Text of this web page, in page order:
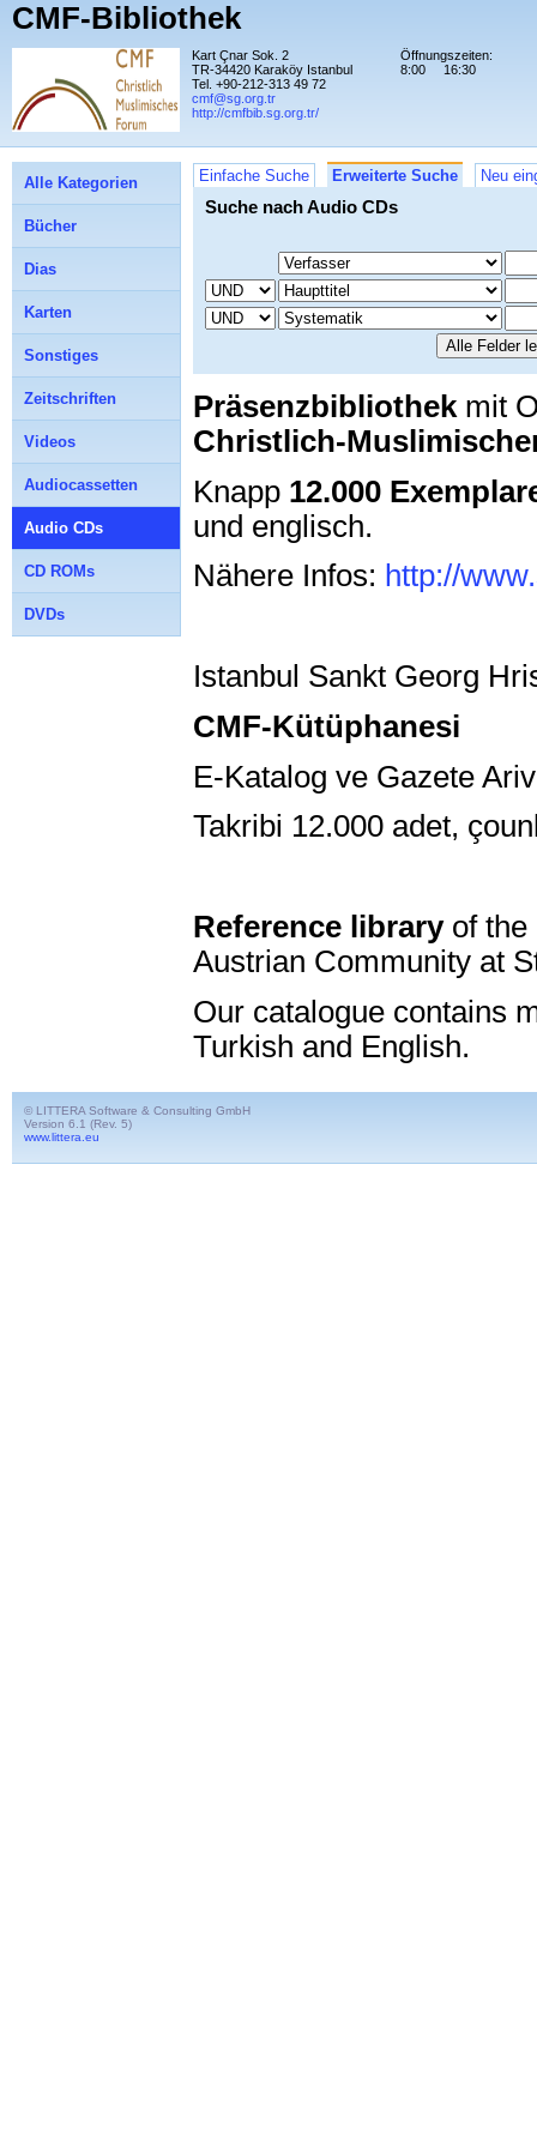
CMF-Bibliothek
Kart Çnar Sok. 2
TR-34420 Karaköy Istanbul
Tel. +90-212-313 49 72
cmf@sg.org.tr
http://cmfbib.sg.org.tr/
Öffnungszeiten:
8:00
16:30
Einfache Suche Erweiterte Suche Neu
Suche nach Audio CDs
Präsenzbibliothek mit
Christlich-
Knapp 12.000
und englisch.
Nähere Infos: http://
Istanbul Sankt Georg
CMF-Kütüphanesi
E-Katalog ve Gazete
Takribi 12.000 adet,
Reference libraryof the
Austrian Community at
Our catalogue contains
Turkish and English.
Alle Kategorien
Bücher
Dias
Karten
Sonstiges
Zeitschriften
Videos
Audiocassetten
Audio CDs
CD ROMs
DVDs
© LITTERA Software & Consulting GmbH
Version 6.1 (Rev. 5)
www.littera.eu